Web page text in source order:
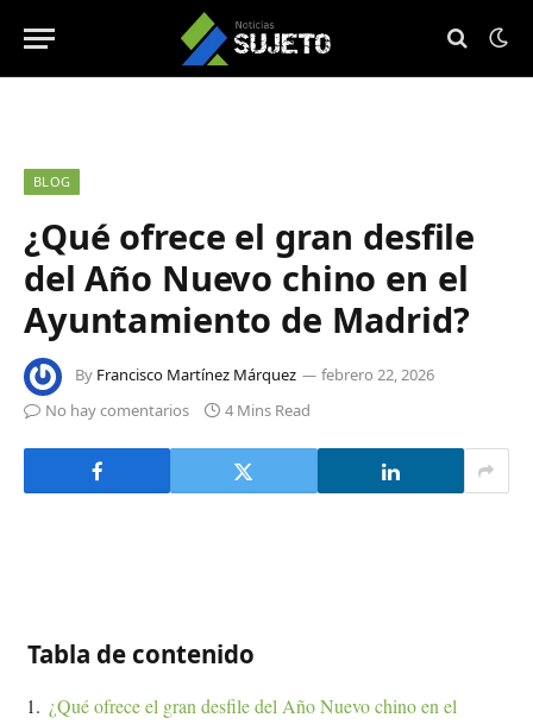
BLOG
¿Qué ofrece el gran desfile
del Año Nuevo chino en el
Ayuntamiento de Madrid?
By Francisco Martínez Márquez
febrero 22, 2026
No hay comentarios
4 Mins Read
Tabla de contenido
¿Qué ofrece el gran desfile del Año Nuevo chino en el